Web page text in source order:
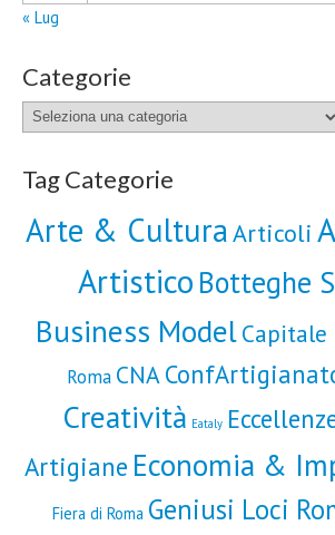
« Lug
Categorie
Categorie
Tag Categorie
Arte & CulturaArticoli
Artistico Botteghe
Business ModelCapitale
Roma CNA
Creatività Eataly
Artigiane Economia &
Fiera di Roma Geniusi Loci